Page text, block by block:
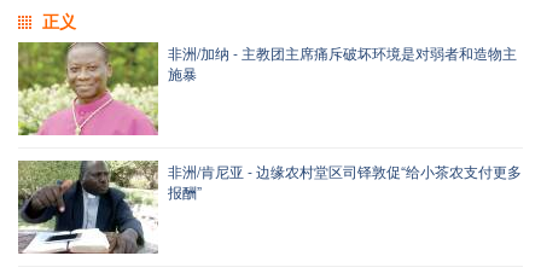
正义
非洲/加纳 - 主教团主席痛斥破坏环境是对弱者和造物主
施暴
非洲/肯尼亚 - 边缘农村堂区司铎敦促“给小茶农支付更多
报酬”